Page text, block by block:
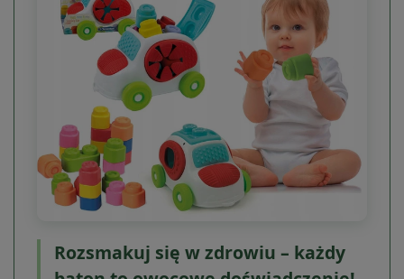
Rozsmakuj się w zdrowiu – każdy